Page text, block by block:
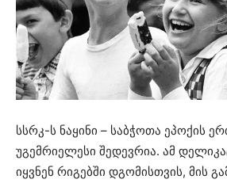
სსრკ-ს ნაყინი – საბჭოთა ეპოქის
უგემრიელესი შედევრია. ამ
იყვნენ რიგებში დგომისთვის, მის